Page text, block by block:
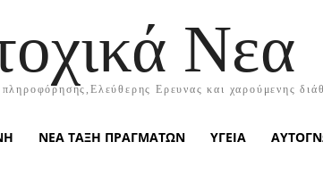
Νεα
Ερευνας και χαρούμενης
ΝΕΑ ΤΑΞΗ ΠΡΑΓΜΑΤΩΝ ΥΓΕΙΑ